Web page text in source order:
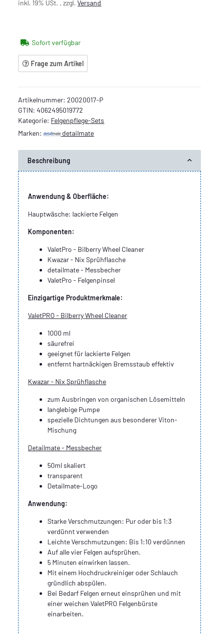
inkl. 19% USt. , zzgl.Versand
Sofort verfügbar
Frage zum Artikel
Artikelnummer:20020017-P
GTIN: 4062495019772
Kategorie: Felgenpflege-Sets
Marken:
detailmate
Beschreibung
Anwendung & Oberfläche:
Hauptwäsche: lackierte Felgen
Komponenten:
ValetPro - Bilberry Wheel Cleaner
Kwazar - Nix Sprühflasche
detailmate - Messbecher
ValetPro - Felgenpinsel
Einzigartige Produktmerkmale:
ValetPRO - Bilberry Wheel Cleaner
1000 ml
säurefrei
geeignet für lackierte Felgen
entfernt ´hartnäckigen Bremsstaub effektiv
Kwazar - Nix Sprühflasche
zum Ausbringen von organischen Lösemitteln
langlebige Pumpe
spezielle Dichtungen aus besonderer Viton-
Mischung
Detailmate - Messbecher
50ml skaliert
transparent
Detailmate-Logo
Anwendung:
Starke Verschmutzungen: Pur oder bis 1:3
verdünnt verwenden
Leichte Verschmutzungen: Bis 1:10 verdünnen
Auf alle vier Felgen aufsprühen.
5 Minuten einwirken lassen.
Mit einem Hochdruckreiniger oder Schlauch
gründlich abspülen.
Bei Bedarf Felgen erneut einsprühen und mit
einer weichen ValetPRO Felgenbürste
einarbeiten.